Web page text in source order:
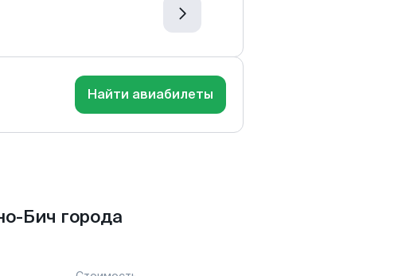
Найти авиабилеты
Бич города